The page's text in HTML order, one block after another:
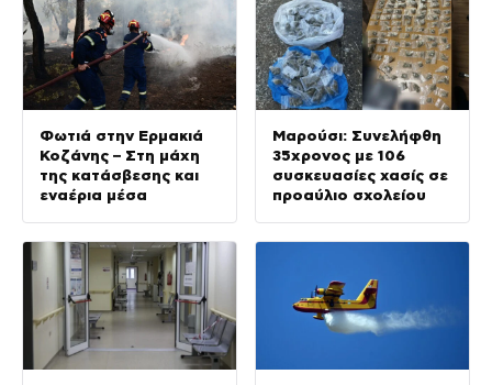
Φωτιά στην Ερμακιά
Κοζάνης – Στη μάχη
της κατάσβεσης και
εναέρια μέσα
Μαρούσι: Συνελήφθη
35χρονος με 106
συσκευασίες χασίς σε
προαύλιο σχολείου